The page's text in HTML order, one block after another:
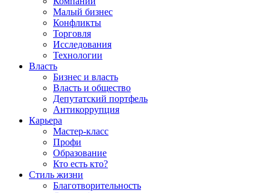
Малый бизнес
Конфликты
Торговля
Исследования
Технологии
Власть
Бизнес и власть
Власть и общество
Депутатский портфель
Антикоррупция
Карьера
Мастер-класс
Профи
Образование
Кто есть кто?
Стиль жизни
Благотворительность